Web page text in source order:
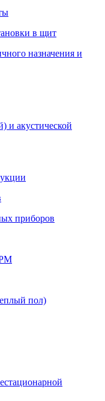
в щит
назначения и
и акустической
приборов
пол)